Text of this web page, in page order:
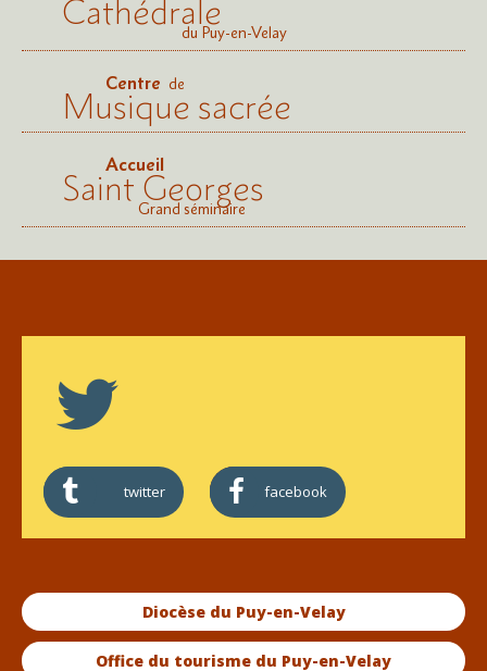
Cathédraledu Puy-en-Velay
Centre de
Musique sacrée
Accueil
Saint Georges
Grand séminaire
twitter facebook
Diocèse du Puy-en-Velay
Office du tourisme du Puy-en-Velay